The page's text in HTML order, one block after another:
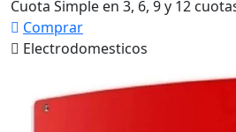
Cuota Simple en 3, 6, 9 y 12
Comprar
Electrodomesticos